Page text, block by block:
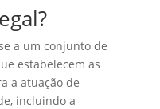
a um conjunto de
estabelecem as
a atuação de
incluindo a